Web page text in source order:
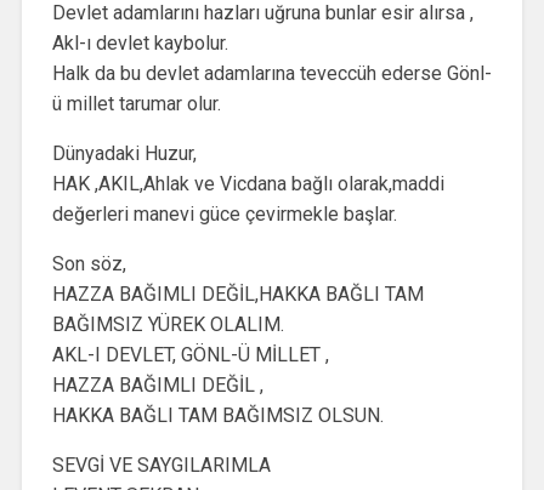
Devlet adamlarını hazları uğruna bunlar esir alırsa ,
Akl-ı devlet kaybolur.
Halk da bu devlet adamlarına teveccüh ederse Gönl-
ü millet tarumar olur.
Dünyadaki Huzur,
HAK ,AKIL,Ahlak ve Vicdana bağlı olarak,maddi
değerleri manevi güce çevirmekle başlar.
Son söz,
HAZZA BAĞIMLI DEĞİL,HAKKA BAĞLI TAM
BAĞIMSIZ YÜREK OLALIM.
AKL-I DEVLET, GÖNL-Ü MİLLET ,
HAZZA BAĞIMLI DEĞİL ,
HAKKA BAĞLI TAM BAĞIMSIZ OLSUN.
SEVGİ VE SAYGILARIMLA